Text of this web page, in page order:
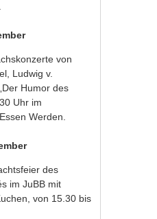
von
Ludwig v.
Humor des
Uhr im
Werden.
des
im JuBB mit
von 15.30 bis